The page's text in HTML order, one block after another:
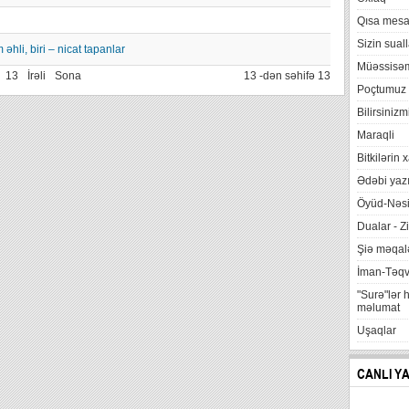
əhli, biri – nicat tapanlar
13 -dən səhifə 13
13 İrəli Sona
Qısa
Sizin
Poçtumuz
Maraqli
Bitkilərin
Ədəbi
Öyüd-
Dualar -
Şiə
İman-
"Surə"lər
məlumat
Uşaqlar
CANLI